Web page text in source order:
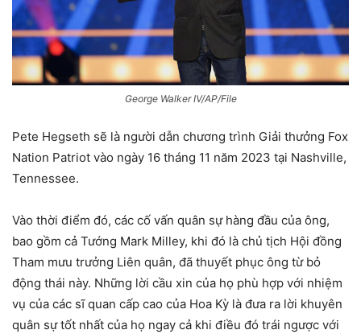
George Walker IV/AP/File
Pete Hegseth sẽ là người dẫn chương trình Giải thưởng Fox
Nation Patriot vào ngày 16 tháng 11 năm 2023 tại Nashville,
Tennessee.
Vào thời điểm đó, các cố vấn quân sự hàng đầu của ông,
bao gồm cả Tướng Mark Milley, khi đó là chủ tịch Hội đồng
Tham mưu trưởng Liên quân, đã thuyết phục ông từ bỏ
động thái này. Những lời cầu xin của họ phù hợp với nhiệm
vụ của các sĩ quan cấp cao của Hoa Kỳ là đưa ra lời khuyên
quân sự tốt nhất của họ ngay cả khi điều đó trái ngược với